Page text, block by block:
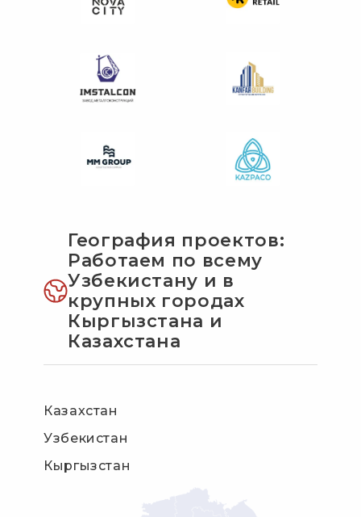
География проектов:
Работаем по всему
Узбекистану и в
крупных городах
Кыргызстана и
Казахстана
Казахстан
Узбекистан
Кыргызстан